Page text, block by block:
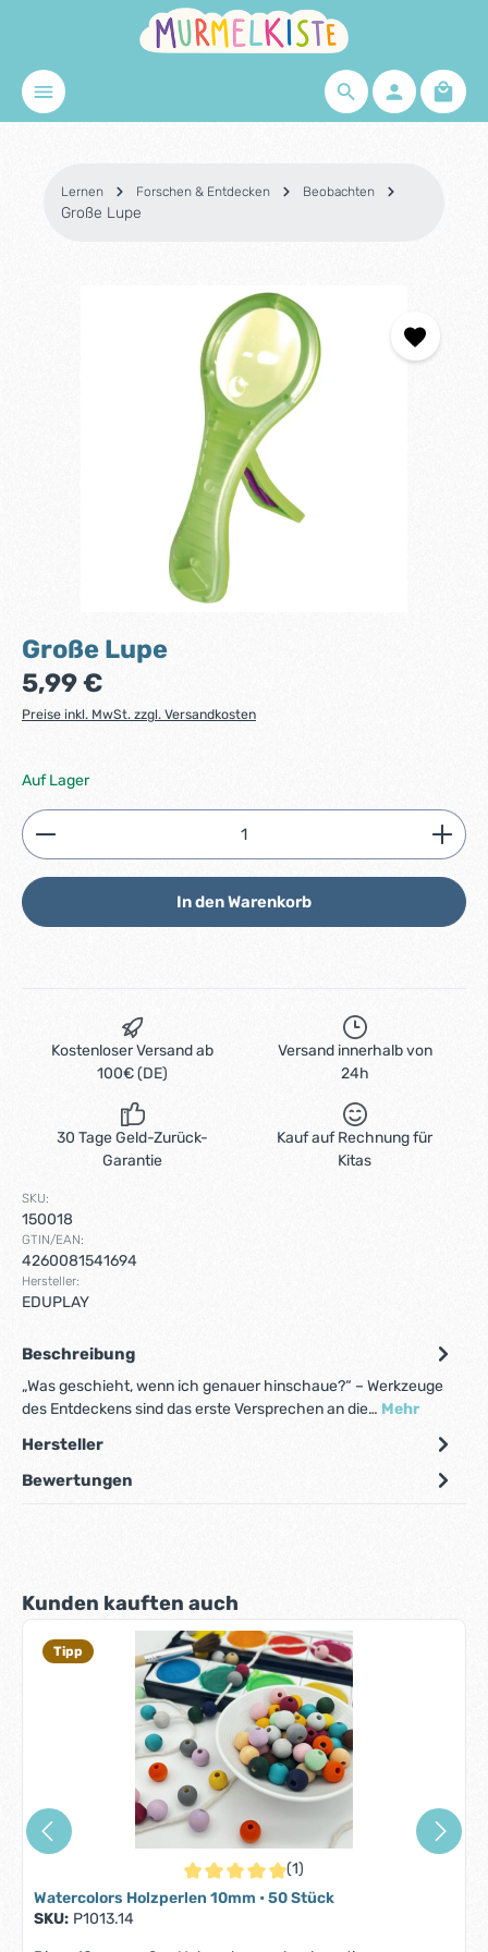
Zum Hauptinhalt springen
Lernen Forschen & Entdecken Beobachten
Große Lupe
Große Lupe
Regulärer Preis:
5,99 €
Preise inkl. MwSt. zzgl. Versandkosten
Auf Lager
Produkt Anzahl: Gib den gewünschten Wert ein
In den Warenkorb
Kostenloser Versand ab
100€ (DE)
Versand innerhalb von
24h
30 Tage Geld-Zurück-
Garantie
Kauf auf Rechnung für
Kitas
SKU:
150018
GTIN/EAN:
4260081541694
Hersteller:
EDUPLAY
Beschreibung
„Was geschieht, wenn ich genauer hinschaue?“ – Werkzeuge
des Entdeckens sind das erste Versprechen an die… Mehr
Hersteller
Bewertungen
Produktgalerie überspringen
Kunden kauften auch
Tipp
Durchschnittliche Bewertung von 5 von 5
(1)
Watercolors Holzperlen 10mm • 50 Stück
SKU: P1013.14